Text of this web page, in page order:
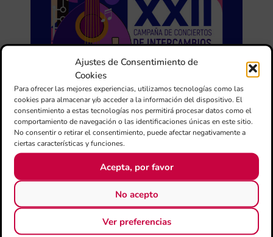
Ajustes de Consentimiento de
Cookies
Para ofrecer las mejores experiencias, utilizamos tecnologías como las
cookies para almacenar y/o acceder a la información del dispositivo. El
consentimiento a estas tecnologías nos permitirá procesar datos como el
comportamiento de navegación o las identificaciones únicas en este sitio.
No consentir o retirar el consentimiento, puede afectar negativamente a
ciertas características y funciones.
Acepta, por favor
No acepto
Ver preferencias